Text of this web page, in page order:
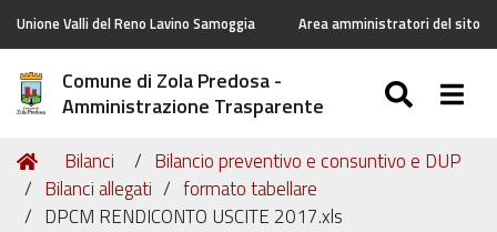
Unione Valli del Reno Lavino Samoggia Area amministratori del sito
Comune di Zola Predosa -
Amministrazione Trasparente
Tu
sei
qui:
Home
Bilanci
Bilancio preventivo e consuntivo e DUP
Bilanci allegati
formato tabellare
DPCM RENDICONTO USCITE 2017.xls